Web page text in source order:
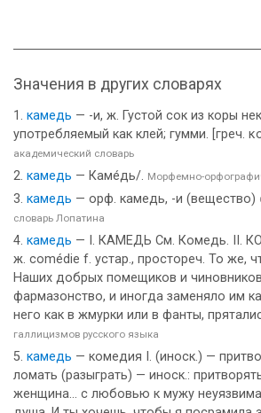
Значения в других словарях
камедь — -и, ж. Густой сок из коры
употребляемый как клей; гумми. [греч.
академический словарь
камедь — Каме́дь/. Морфемно-
камедь — орф. камедь, -и (вещество)
словарь Лопатина
камедь — I. КАМЕДЬ См. Комедь. II.
ж. comédie f. устар., простореч. То же,
Наших добрых помещиков и
фармазонство, и иногда заменяло им
него как в жмурки или в фанты,
галлицизмов русского языка
камедь — комедия I. (иноск.) —
ломать (разыграть) — иноск.:
женщина... с любовью к мужу